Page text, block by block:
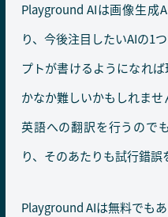
Playground AIは画像生成
り、今後注目したいAIの1
プトが書けるようになれ
かなか難しいかもしれま
英語への翻訳を行うので
り、そのあたりも試行錯誤
Playground AIは無料でも